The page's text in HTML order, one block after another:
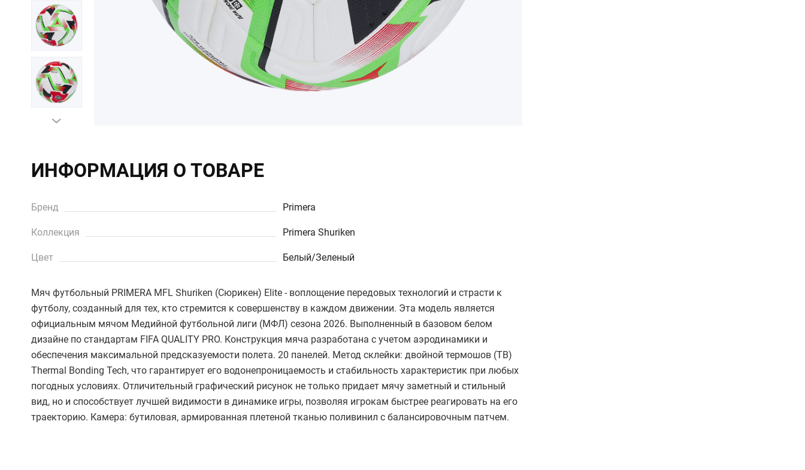
ИНФОРМАЦИЯ О ТОВАРЕ
Бренд Primera
Коллекция Primera Shuriken
Цвет Белый/Зеленый
Мяч футбольный PRIMERA MFL Shuriken (Сюрикен) Elite - воплощение передовых технологий и страсти к
футболу, созданный для тех, кто стремится к совершенству в каждом движении. Эта модель является
официальным мячом Медийной футбольной лиги (МФЛ) сезона 2026. Выполненный в базовом белом
дизайне по стандартам FIFA QUALITY PRO. Конструкция мяча разработана с учетом аэродинамики и
обеспечения максимальной предсказуемости полета. 20 панелей. Метод склейки: двойной термошов (TB)
Thermal Bonding Tech, что гарантирует его водонепроницаемость и стабильность характеристик при любых
погодных условиях. Отличительный графический рисунок не только придает мячу заметный и стильный
вид, но и способствует лучшей видимости в динамике игры, позволяя игрокам быстрее реагировать на его
траекторию. Камера: бутиловая, армированная плетеной тканью поливинил с балансировочным патчем.